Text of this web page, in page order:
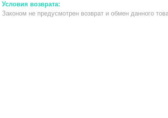
Законом не предусмотрен возврат и обмен данного